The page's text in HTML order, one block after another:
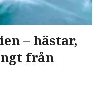
– hästar,
från